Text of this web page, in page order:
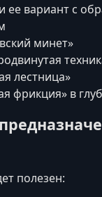
ее вариант с
минет»
лестница»
фрикция» в
полезен: